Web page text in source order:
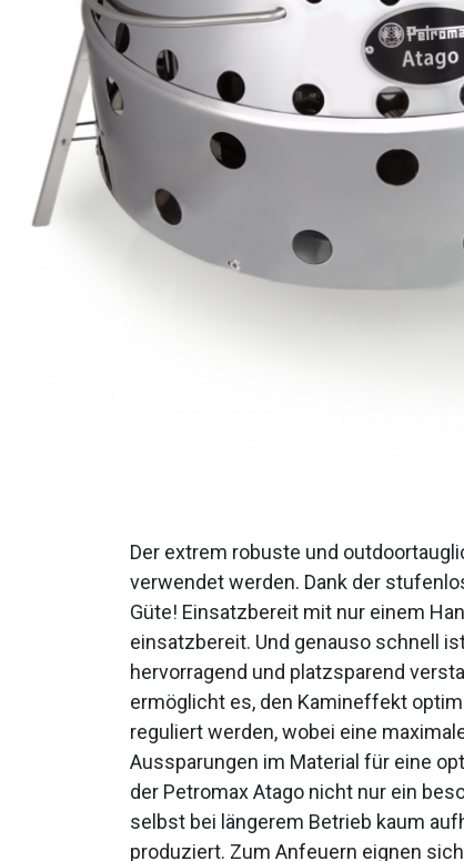
Der extrem robuste und
verwendet werden. Dank der
Güte! Einsatzbereit mit nur einem
einsatzbereit. Und genauso schnell
hervorragend und platzsparend
ermöglicht es, den Kamineffekt
reguliert werden, wobei eine
Aussparungen im Material für eine
der Petromax Atago nicht nur ein
selbst bei längerem Betrieb kaum
produziert. Zum Anfeuern eignen